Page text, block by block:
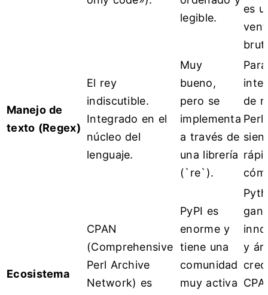
legible.
es
Manejo de
texto (Regex)
El rey
indiscutible.
Integrado en el
núcleo del
lenguaje.
Muy
bueno,
pero se
implementa
a través de
una librería
(`re`).
de
Perl
Ecosistema
CPAN
(Comprehensive
Perl Archive
Network) es
PyPI es
enorme y
tiene una
comunidad
muy activa
y